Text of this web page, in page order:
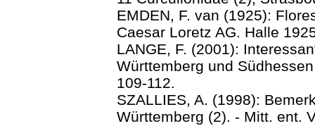
EMDEN, F. van (1925):
Caesar Loretz AG. Halle
LANGE, F. (2001):
Württemberg und
109-112.
SZALLIES, A. (1998):
Württemberg (2). - Mitt. ent.